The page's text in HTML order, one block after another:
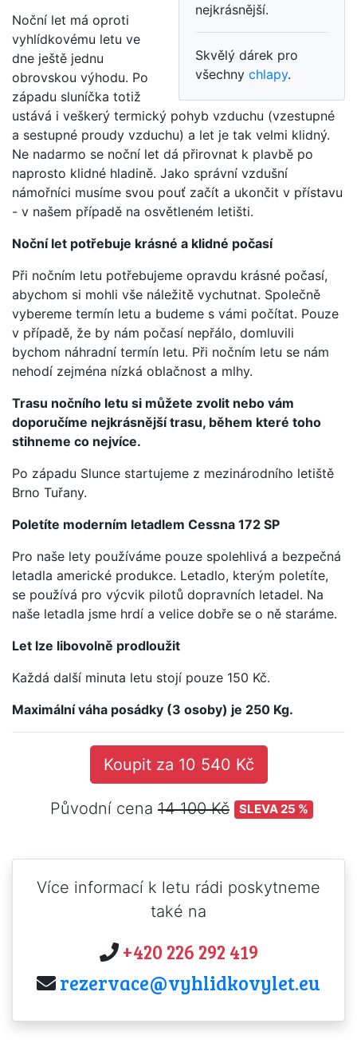
nejkrásnější.
Skvělý dárek pro
všechny chlapy.
Noční let má oproti
vyhlídkovému letu ve
dne ještě jednu
obrovskou výhodu. Po
západu sluníčka totiž
ustává i veškerý termický pohyb vzduchu (vzestupné
a sestupné proudy vzduchu) a let je tak velmi klidný.
Ne nadarmo se noční let dá přirovnat k plavbě po
naprosto klidné hladině. Jako správní vzdušní
námořníci musíme svou pouť začít a ukončit v přístavu
- v našem případě na osvětleném letišti.
Noční let potřebuje krásné a klidné počasí
Při nočním letu potřebujeme opravdu krásné počasí,
abychom si mohli vše náležitě vychutnat. Společně
vybereme termín letu a budeme s vámi počítat. Pouze
v případě, že by nám počasí nepřálo, domluvili
bychom náhradní termín letu. Při nočním letu se nám
nehodí zejména nízká oblačnost a mlhy.
Trasu nočního letu si můžete zvolit nebo vám
doporučíme nejkrásnější trasu, během které toho
stihneme co nejvíce.
Po západu Slunce startujeme z mezinárodního letiště
Brno Tuřany.
Poletíte moderním letadlem Cessna 172 SP
Pro naše lety používáme pouze spolehlivá a bezpečná
letadla americké produkce. Letadlo, kterým poletíte,
se používá pro výcvik pilotů dopravních letadel. Na
naše letadla jsme hrdí a velice dobře se o ně staráme.
Let lze libovolně prodloužit
Každá další minuta letu stojí pouze 150 Kč.
Maximální váha posádky (3 osoby) je 250 Kg.
Koupit za 10 540 Kč
Původní cena 14 100 Kč SLEVA 25 %
Více informací k letu rádi poskytneme
také na
+420 226 292 419
rezervace@vyhlidkovylet.eu